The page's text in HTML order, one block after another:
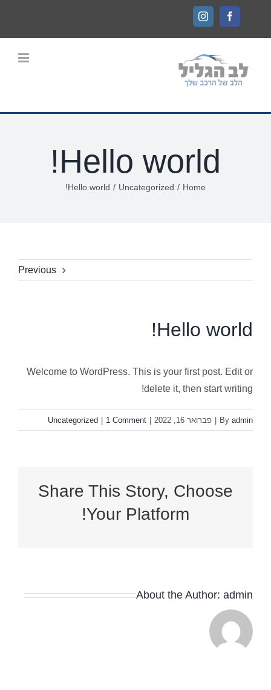
content
Facebook
Instagram
Hello world!
Home
/
Uncategorized
/
Hello world!
Previous
Hello world!
Welcome to WordPress. This is your first post. Edit or
delete it, then start writing!
By admin פברואר 16, 2022 Uncategorized 1 Comment
Share This Story, Choose
Your Platform!
About the Author: admin